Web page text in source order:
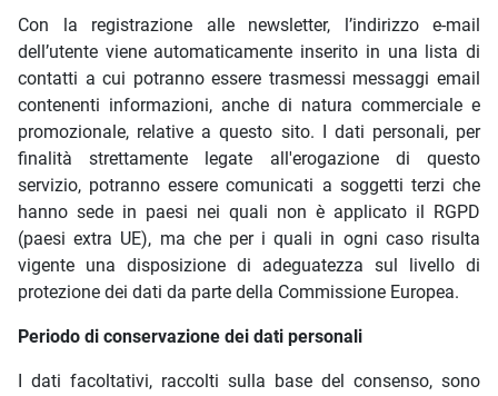
Con la registrazione alle newsletter, l’indirizzo e-mail
dell’utente viene automaticamente inserito in una lista di
contatti a cui potranno essere trasmessi messaggi email
contenenti informazioni, anche di natura commerciale e
promozionale, relative a questo sito. I dati personali, per
finalità strettamente legate all'erogazione di questo
servizio, potranno essere comunicati a soggetti terzi che
hanno sede in paesi nei quali non è applicato il RGPD
(paesi extra UE), ma che per i quali in ogni caso risulta
vigente una disposizione di adeguatezza sul livello di
protezione dei dati da parte della Commissione Europea.
Periodo di conservazione dei dati personali
I dati facoltativi, raccolti sulla base del consenso, sono